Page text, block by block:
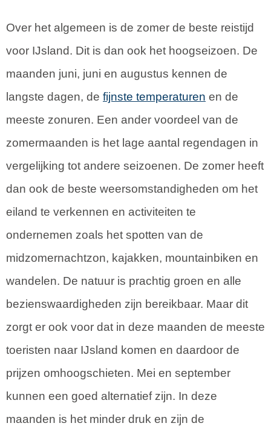
Over het algemeen is de zomer de beste reistijd
voor IJsland. Dit is dan ook het hoogseizoen. De
maanden juni, juni en augustus kennen de
langste dagen, de fijnste temperaturen en de
meeste zonuren. Een ander voordeel van de
zomermaanden is het lage aantal regendagen in
vergelijking tot andere seizoenen. De zomer heeft
dan ook de beste weersomstandigheden om het
eiland te verkennen en activiteiten te
ondernemen zoals het spotten van de
midzomernachtzon, kajakken, mountainbiken en
wandelen. De natuur is prachtig groen en alle
bezienswaardigheden zijn bereikbaar. Maar dit
zorgt er ook voor dat in deze maanden de meeste
toeristen naar IJsland komen en daardoor de
prijzen omhoogschieten. Mei en september
kunnen een goed alternatief zijn. In deze
maanden is het minder druk en zijn de